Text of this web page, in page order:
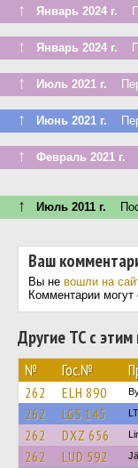
↑ Январь 2024 г.
↑ Январь 2024 г.
↑ Июль 2021 г.
↑ Июнь 2021 г.
↑ Февраль 2021 г.
↑ Июль 2011 г.
Ваш
Вы не вошли на
Комментарии могут
Другие ТС с
№ Гос.№
262 ELH 890
262 LGS 145 LT
262 DXZ 656
262 LUD 592